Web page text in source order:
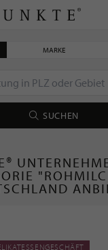
MARKE
SUCHEN